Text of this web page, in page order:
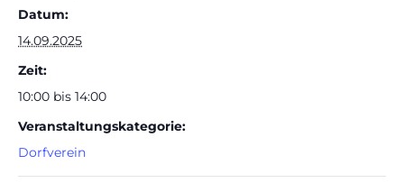
Datum:
14.09.2025
Zeit:
10:00 bis 14:00
Veranstaltungskategorie:
Dorfverein